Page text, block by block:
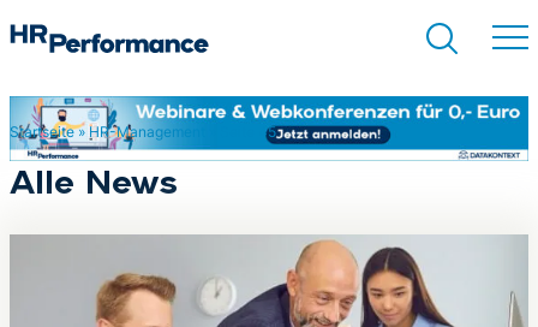
Startseite» HR-Management Seite 45
Alle News